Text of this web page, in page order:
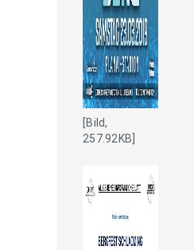
[Bild,
257.92KB]